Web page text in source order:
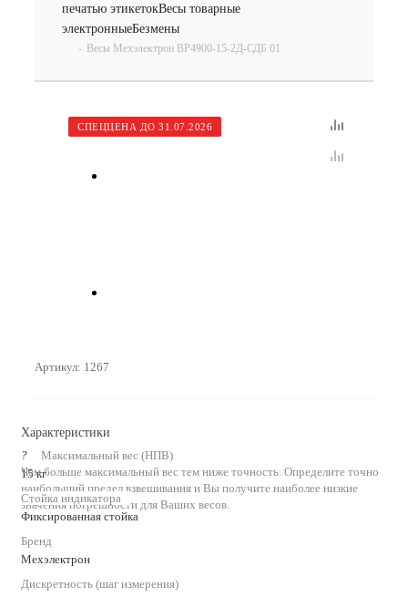
печатью этикетокВесы товарные
электронныеБезмены
- Весы Мехэлектрон ВР4900-15-2Д-СДБ 01
СПЕЦЦЕНА ДО 31.07.2026
Артикул: 1267
Характеристики
?
Чем больше максимальный вес тем ниже точность. Определите точно
наибольший предел взвешивания и Вы получите наиболее низкие
значения погрешности для Ваших весов.
Максимальный вес (НПВ)
15 кг
Стойка индикатора
Фиксированная стойка
Бренд
Мехэлектрон
Дискретность (шаг измерения)